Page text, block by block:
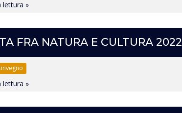
lettura »
FRA NATURA E CULTURA 2022
lettura »